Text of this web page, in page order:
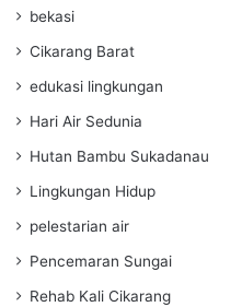
bekasi
Cikarang Barat
edukasi lingkungan
Hari Air Sedunia
Hutan Bambu Sukadanau
Lingkungan Hidup
pelestarian air
Pencemaran Sungai
Rehab Kali Cikarang